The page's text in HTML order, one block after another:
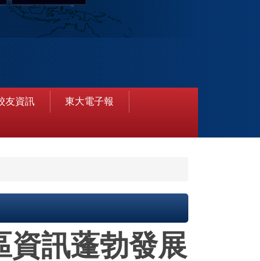
友資訊 東大電子報
訊蓬勃發展